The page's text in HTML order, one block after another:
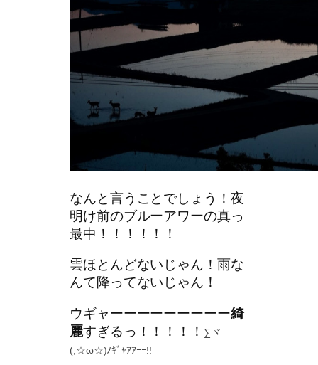
なんと言うことでしょう！夜
明け前のブルーアワーの真っ
最中！！！！！！
雲ほとんどないじゃん！雨な
んて降ってないじゃん！
ウギャーーーーーーーーー綺
麗すぎるっ！！！！！ ∑ヾ
(;☆ω☆)ﾉｷﾞｬｱｱｰｰ!!